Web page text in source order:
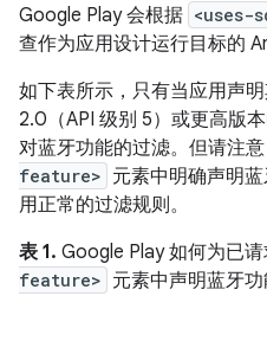
Google Play 会根据 <uses-
查作为应用设计运行目标的
如下表所示，只有当应用声
2.0（API 级别 5）或更高版
对蓝牙功能的过滤。但请注
feature> 元素中明确声明
用正常的过滤规则。
表 1. Google Play 如何为已
feature> 元素中声明蓝牙功